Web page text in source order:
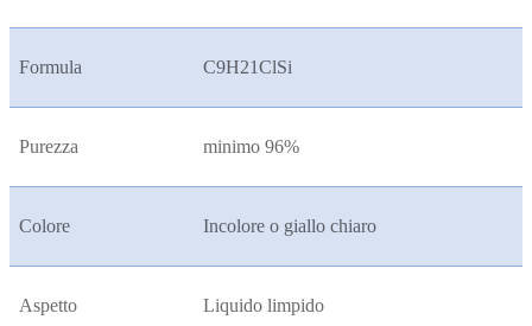
Formula C9H21ClSi
Purezza minimo 96%
Colore Incolore o giallo chiaro
Aspetto Liquido limpido